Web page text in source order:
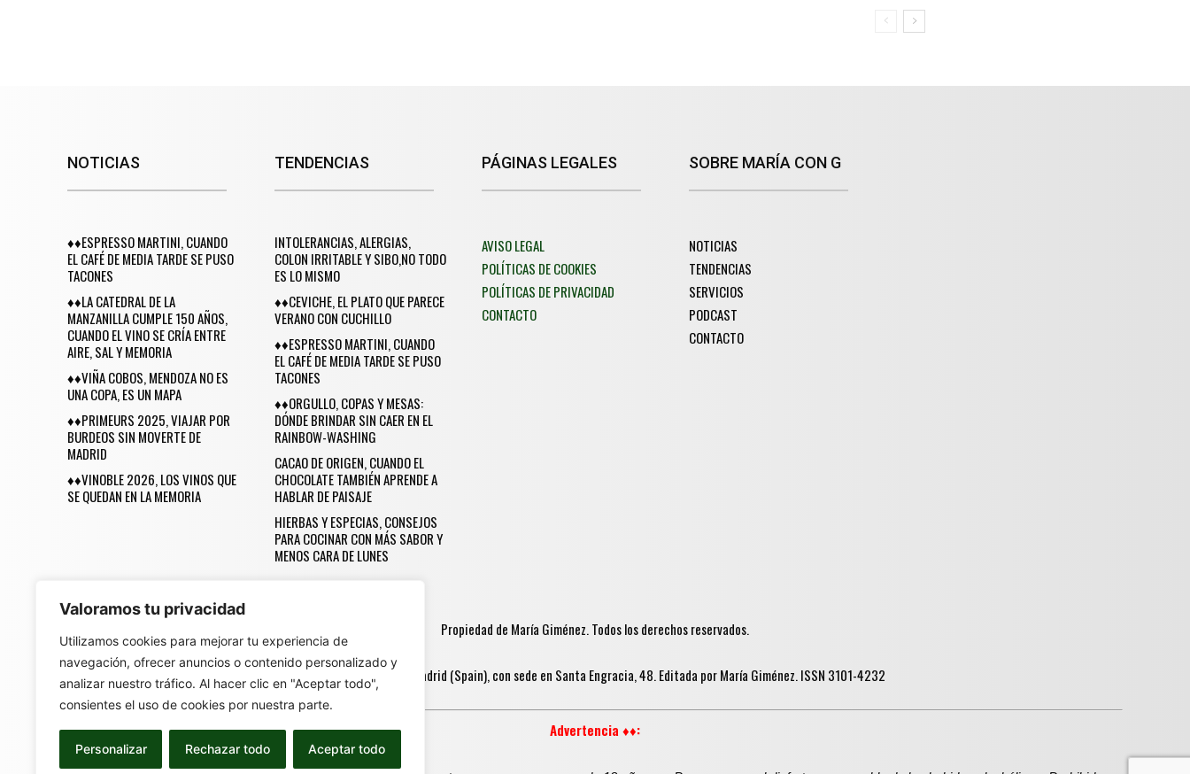
Valoramos tu privacidad
Utilizamos cookies para mejorar tu experiencia de
navegación, ofrecer anuncios o contenido personalizado y
analizar nuestro tráfico. Al hacer clic en "Aceptar todo",
consientes el uso de cookies por nuestra parte.
Personalizar Rechazar todo Aceptar todo
NOTICIAS
♦♦ESPRESSO MARTINI, CUANDO
EL CAFÉ DE MEDIA TARDE SE PUSO
TACONES
♦♦LA CATEDRAL DE LA
MANZANILLA CUMPLE 150 AÑOS,
CUANDO EL VINO SE CRÍA ENTRE
AIRE, SAL Y MEMORIA
♦♦VIÑA COBOS, MENDOZA NO ES
UNA COPA, ES UN MAPA
♦♦PRIMEURS 2025, VIAJAR POR
BURDEOS SIN MOVERTE DE
MADRID
♦♦VINOBLE 2026, LOS VINOS QUE
SE QUEDAN EN LA MEMORIA
TENDENCIAS
INTOLERANCIAS, ALERGIAS,
COLON IRRITABLE Y SIBO,NO TODO
ES LO MISMO
♦♦CEVICHE, EL PLATO QUE PARECE
VERANO CON CUCHILLO
♦♦ESPRESSO MARTINI, CUANDO
EL CAFÉ DE MEDIA TARDE SE PUSO
TACONES
♦♦ORGULLO, COPAS Y MESAS:
DÓNDE BRINDAR SIN CAER EN EL
RAINBOW-WASHING
CACAO DE ORIGEN, CUANDO EL
CHOCOLATE TAMBIÉN APRENDE A
HABLAR DE PAISAJE
HIERBAS Y ESPECIAS, CONSEJOS
PARA COCINAR CON MÁS SABOR Y
MENOS CARA DE LUNES
PÁGINAS LEGALES
AVISO LEGAL
POLÍTICAS DE COOKIES
POLÍTICAS DE PRIVACIDAD
CONTACTO
SOBRE MARÍA CON G
NOTICIAS
TENDENCIAS
SERVICIOS
PODCAST
CONTACTO
Propiedad de María Giménez. Todos los derechos reservados.
Una Revista Made in Madrid (Spain), con sede en Santa Engracia, 48. Editada por María Giménez. ISSN 3101-4232
Advertencia ♦♦: